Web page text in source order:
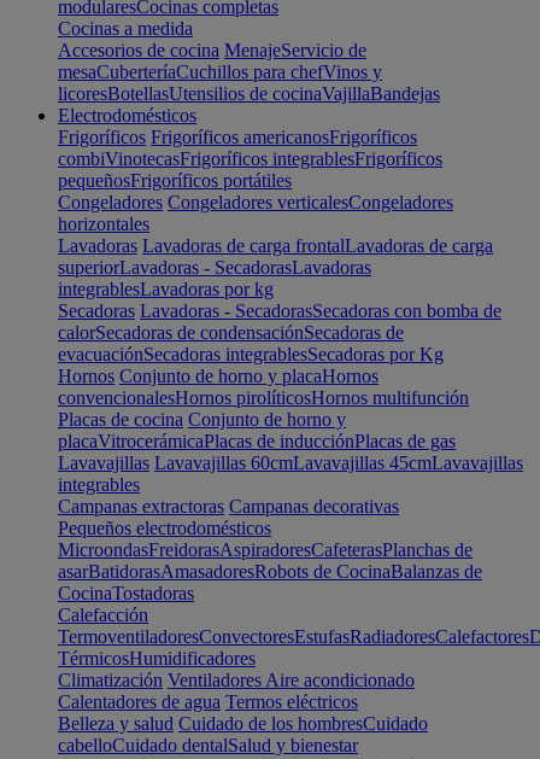
modularesCocinas completas
Cocinas a medida
Accesorios de cocina MenajeServicio de
mesaCuberteríaCuchillos para chefVinos y
licoresBotellasUtensilios de cocinaVajillaBandejas
Electrodomésticos
Frigoríficos Frigoríficos americanosFrigoríficos
combiVinotecasFrigoríficos integrablesFrigoríficos
pequeñosFrigoríficos portátiles
Congeladores Congeladores verticalesCongeladores
horizontales
Lavadoras Lavadoras de carga frontalLavadoras de carga
superiorLavadoras - SecadorasLavadoras
integrablesLavadoras por kg
Secadoras Lavadoras - SecadorasSecadoras con bomba de
calorSecadoras de condensaciónSecadoras de
evacuaciónSecadoras integrablesSecadoras por Kg
Hornos Conjunto de horno y placaHornos
convencionalesHornos pirolíticosHornos multifunción
Placas de cocina Conjunto de horno y
placaVitrocerámicaPlacas de inducciónPlacas de gas
Lavavajillas Lavavajillas 60cmLavavajillas 45cmLavavajillas
integrables
Campanas extractoras Campanas decorativas
Pequeños electrodomésticos
MicroondasFreidorasAspiradoresCafeterasPlanchas de
asarBatidorasAmasadoresRobots de CocinaBalanzas de
CocinaTostadoras
Calefacción
TermoventiladoresConvectoresEstufasRadiadoresCalefactores
TérmicosHumidificadores
Climatización Ventiladores Aire acondicionado
Calentadores de agua Termos eléctricos
Belleza y salud Cuidado de los hombresCuidado
cabelloCuidado dentalSalud y bienestar